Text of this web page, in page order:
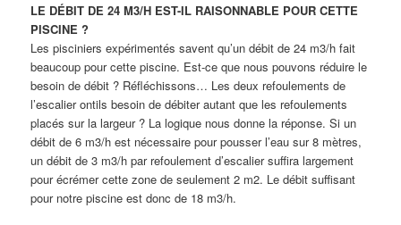
LE DÉBIT DE 24 M3/H EST-IL RAISONNABLE POUR CETTE
PISCINE ?
Les pisciniers expérimentés savent qu’un débit de 24 m3/h fait
beaucoup pour cette piscine. Est-ce que nous pouvons réduire le
besoin de débit ? Réfléchissons… Les deux refoulements de
l’escalier ontils besoin de débiter autant que les refoulements
placés sur la largeur ? La logique nous donne la réponse. Si un
débit de 6 m3/h est nécessaire pour pousser l’eau sur 8 mètres,
un débit de 3 m3/h par refoulement d’escalier suffira largement
pour écrémer cette zone de seulement 2 m2. Le débit suffisant
pour notre piscine est donc de 18 m3/h.